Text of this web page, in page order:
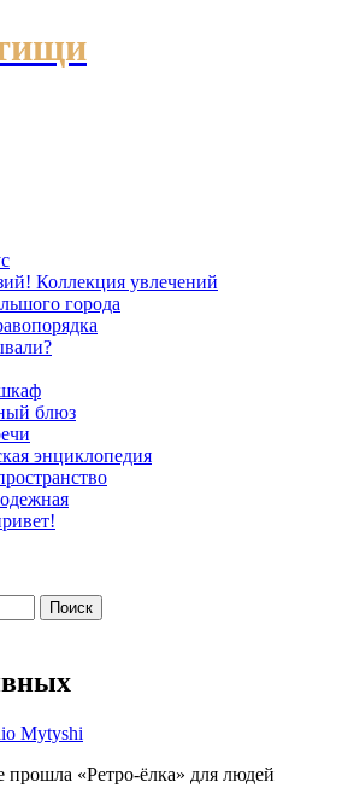
Коллекция увлечений
города
блюз
энциклопедия
Mytyshi
«Ретро-ёлка» для людей